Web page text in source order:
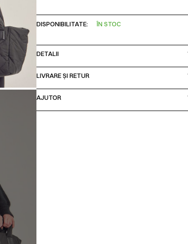
DISPONIBILITATE: ÎN STOC
DETALII
LIVRARE ȘI RETUR
AJUTOR